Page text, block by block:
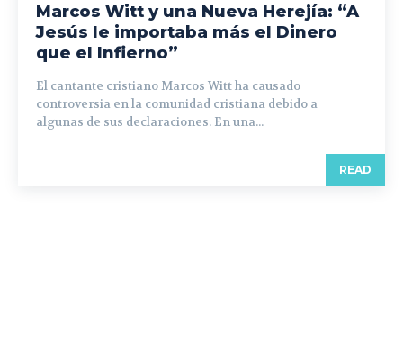
Marcos Witt y una Nueva Herejía: “A
Jesús le importaba más el Dinero
que el Infierno”
El cantante cristiano Marcos Witt ha causado
controversia en la comunidad cristiana debido a
algunas de sus declaraciones. En una...
READ